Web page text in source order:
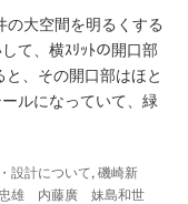
大空間を明るくする
て、横ｽﾘｯﾄの開口部
、その開口部はほと
ルになっていて、緑
設計について, 磯崎新
雄 内藤廣 妹島和世